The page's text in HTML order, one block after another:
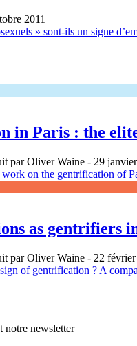
2011
» sont-ils un signe
in Paris : the
par Oliver Waine - 29
work on the gentrification of
as gentrifiers
par Oliver Waine - 22
of gentrification ? A
notre newsletter